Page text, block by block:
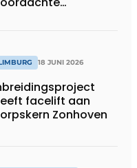
18 JUNI 2026
facelift aan
Zonhoven